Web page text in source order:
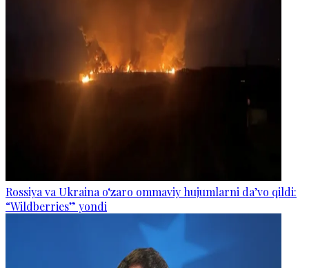
Rossiya va Ukraina o‘zaro ommaviy hujumlarni da’vo qildi:
“Wildberries” yondi